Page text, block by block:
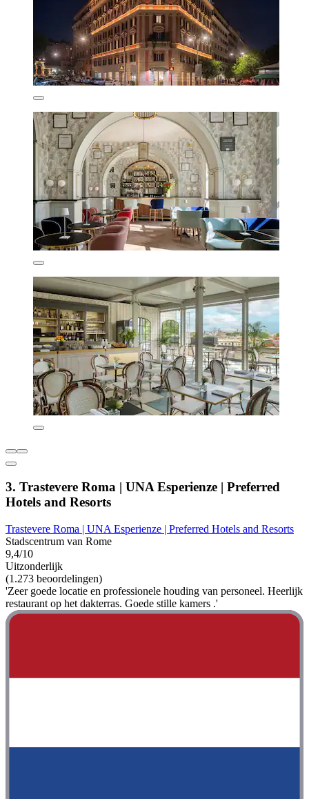
3. Trastevere Roma | UNA Esperienze | Preferred
Hotels and Resorts
Trastevere Roma | UNA Esperienze | Preferred Hotels and Resorts
Stadscentrum van Rome
9,4/10
Uitzonderlijk
(1.273 beoordelingen)
'Zeer goede locatie en professionele houding van personeel. Heerlijk
restaurant op het dakterras. Goede stille kamers .'